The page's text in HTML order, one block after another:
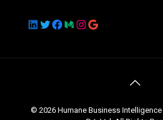
LinkedIn
Twitter
Facebook
Medium
Instagram
Google
© 2026 Humane Business